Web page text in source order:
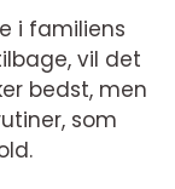
i familiens
vil det
bedst, men
som